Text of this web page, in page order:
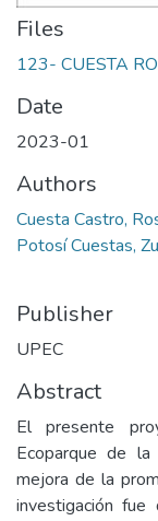
Files
123- CUESTA
Date
2023-01
Authors
Cuesta Castro,
Potosí Cuestas,
Publisher
UPEC
Abstract
El presente
Ecoparque de
mejora de la
investigación fue